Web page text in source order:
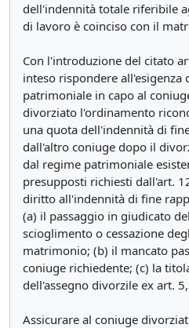
dell'indennità totale riferibile
di lavoro è coinciso con il
Con l'introduzione del citato
inteso rispondere
patrimoniale in capo al
divorziato l'ordinamento
una quota dell'indennità di
dall'altro coniuge dopo il
dal regime patrimoniale
presupposti richiesti dall'art.
diritto all'indennità di fine
(a) il passaggio in giudicato
scioglimento o cessazione
matrimonio; (b) il mancato
coniuge richiedente; (c) la
dell'assegno divorzile ex art.
Assicurare al coniuge